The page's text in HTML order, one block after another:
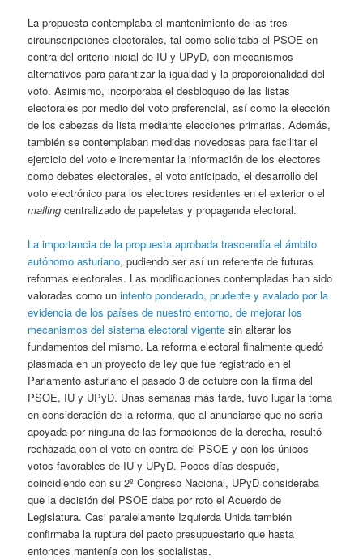
La propuesta contemplaba el mantenimiento de las tres
circunscripciones electorales, tal como solicitaba el PSOE en
contra del criterio inicial de IU y UPyD, con mecanismos
alternativos para garantizar la igualdad y la proporcionalidad del
voto. Asimismo, incorporaba el desbloqueo de las listas
electorales por medio del voto preferencial, así como la elección
de los cabezas de lista mediante elecciones primarias. Además,
también se contemplaban medidas novedosas para facilitar el
ejercicio del voto e incrementar la información de los electores
como debates electorales, el voto anticipado, el desarrollo del
voto electrónico para los electores residentes en el exterior o el
mailing centralizado de papeletas y propaganda electoral.
La importancia de la propuesta aprobada trascendía el ámbito
autónomo asturiano, pudiendo ser así un referente de futuras
reformas electorales. Las modificaciones contempladas han sido
valoradas como unintento ponderado, prudente y avalado por la
evidencia de los países de nuestro entorno, de mejorar los
mecanismos del sistema electoral vigente sin alterar los
fundamentos del mismo. La reforma electoral finalmente quedó
plasmada en un proyecto de ley que fue registrado en el
Parlamento asturiano el pasado 3 de octubre con la firma del
PSOE, IU y UPyD. Unas semanas más tarde, tuvo lugar la toma
en consideración de la reforma, que al anunciarse que no sería
apoyada por ninguna de las formaciones de la derecha, resultó
rechazada con el voto en contra del PSOE y con los únicos
votos favorables de IU y UPyD. Pocos días después,
coincidiendo con su 2º Congreso Nacional, UPyD consideraba
que la decisión del PSOE daba por roto el Acuerdo de
Legislatura. Casi paralelamente Izquierda Unida también
confirmaba la ruptura del pacto presupuestario que hasta
entonces mantenía con los socialistas.